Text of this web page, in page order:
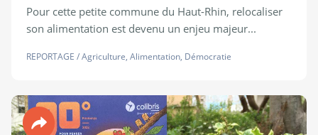
Pour cette petite commune du Haut-Rhin, relocaliser
son alimentation est devenu un enjeu majeur...
REPORTAGE /Agriculture, Alimentation, Démocratie
Revue 90°